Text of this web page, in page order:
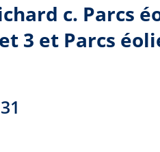
c. Parcs
3 et Parcs